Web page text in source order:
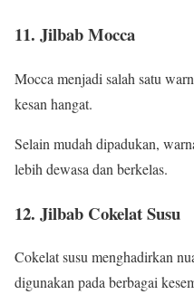
11. Jilbab Mocca
Mocca menjadi salah satu
kesan hangat.
Selain mudah dipadukan,
lebih dewasa dan berkelas.
12. Jilbab Cokelat Susu
Cokelat susu menghadirkan
digunakan pada berbagai